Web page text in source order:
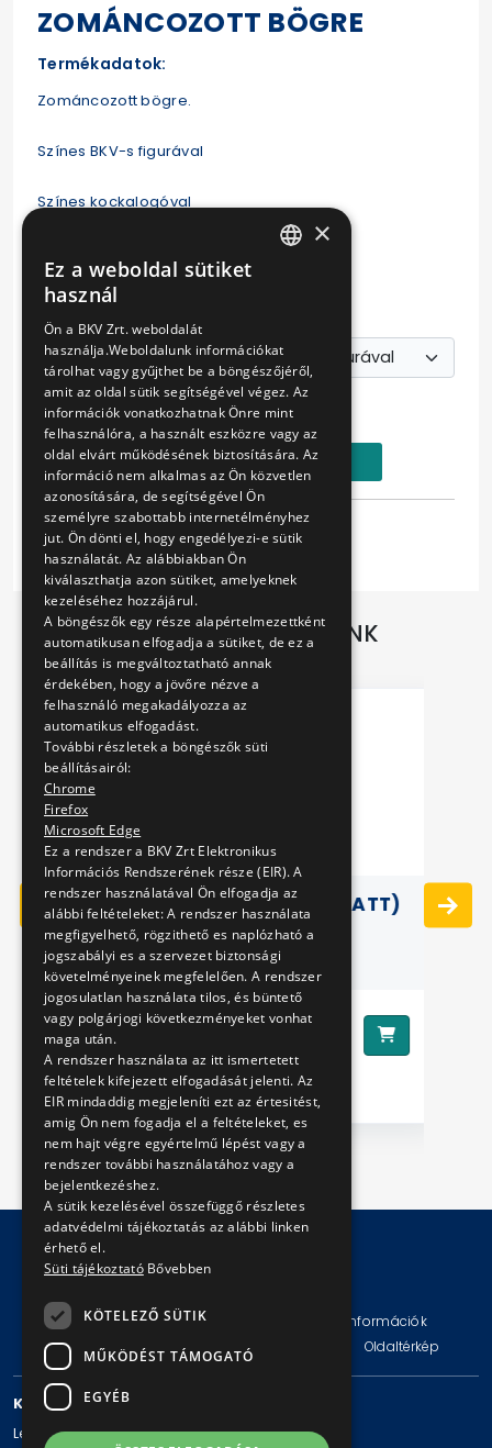
ZOMÁNCOZOTT BÖGRE
Termékadatok:
Zománcozott bögre.
Színes BKV-s figurával
Színes kockalogóval
Ürtartalom: 350 ml
Ár:
2690 Ft
Kosárba
Tulajdonságok
TOVÁBBI AJÁNLATAINK
MATRICAÍV - METRÓK (MATT)
Ár:890 Ft
Impresszum Jogi nyilatkozat
Technikai információk
Adatvédelmi politika és tájékoztatások
Oldaltérkép
KAPCSOLAT
Levelezési cím: 1980 Budapest, Pf. 11.
×
Ez a weboldal sütiket
használ
Ön a BKV Zrt. weboldalát
használja.Weboldalunk információkat
tárolhat vagy gyűjthet be a böngészőjéről,
amit az oldal sütik segítségével végez. Az
információk vonatkozhatnak Önre mint
felhasználóra, a használt eszközre vagy az
oldal elvárt működésének biztosítására. Az
információ nem alkalmas az Ön közvetlen
azonosítására, de segítségével Ön
személyre szabottabb internetélményhez
jut. Ön dönti el, hogy engedélyezi-e sütik
használatát. Az alábbiakban Ön
kiválaszthatja azon sütiket, amelyeknek
kezeléséhez hozzájárul.
A böngészők egy része alapértelmezettként
automatikusan elfogadja a sütiket, de ez a
beállítás is megváltoztatható annak
érdekében, hogy a jövőre nézve a
felhasználó megakadályozza az
automatikus elfogadást.
További részletek a böngészők süti
beállításairól:
Chrome
Firefox
Microsoft Edge
Ez a rendszer a BKV Zrt Elektronikus
Információs Rendszerének része (EIR). A
rendszer használatával Ön elfogadja az
alábbi feltételeket: A rendszer használata
megfigyelhető, rögzithető es naplózható a
jogszabályi es a szervezet biztonsági
követelményeinek megfelelően. A rendszer
jogosulatlan használata tilos, és büntető
vagy polgárjogi következményeket vonhat
maga után.
A rendszer használata az itt ismertetett
feltételek kifejezett elfogadását jelenti. Az
EIR mindaddig megjeleníti ezt az értesitést,
amig Ön nem fogadja el a feltételeket, es
nem hajt végre egyértelmű lépést vagy a
rendszer további használatához vagy a
bejelentkezéshez.
A sütik kezelésével összefüggő részletes
adatvédelmi tájékoztatás az alábbi linken
érhető el.
Süti tájékoztató Bővebben
KÖTELEZŐ SÜTIK
MŰKÖDÉST TÁMOGATÓ
EGYÉB